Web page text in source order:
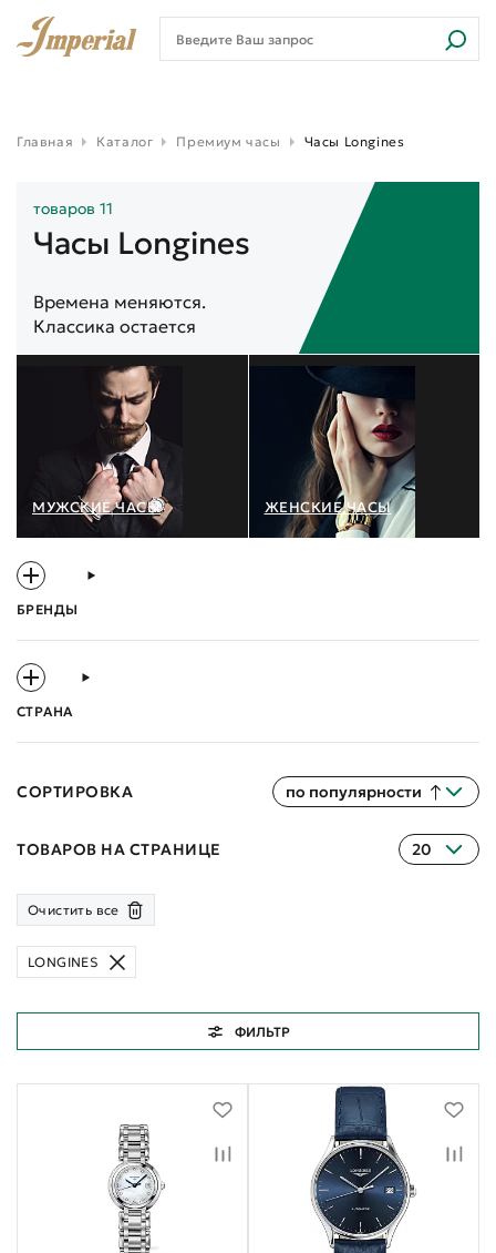
Главная Каталог Премиум часы Часы Longines
товаров 11
Часы Longines
Времена меняются.
Классика остается
МУЖСКИЕ ЧАСЫ ЖЕНСКИЕ ЧАСЫ
БРЕНДЫ
СТРАНА
СОРТИРОВКА по популярности
ТОВАРОВ НА СТРАНИЦЕ 20
Очистить все
LONGINES
ФИЛЬТР